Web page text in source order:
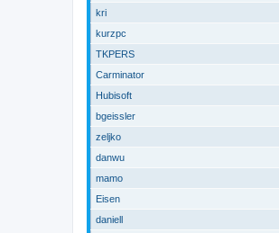
kri
kurzpc
TKPERS
Carminator
Hubisoft
bgeissler
zeljko
danwu
mamo
Eisen
daniell